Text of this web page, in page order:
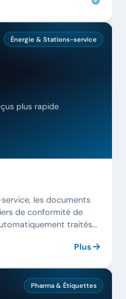
Énergie & Stations-service
plus rapide
les documents
de conformité de
traités
Plus
Pharma & Étiquettes